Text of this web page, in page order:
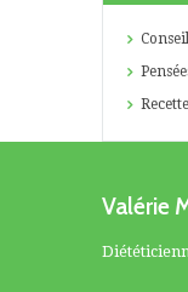
Valérie